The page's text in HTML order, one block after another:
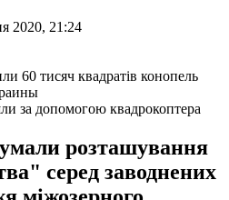
2020, 21:24
за допомогою квадрокоптера
розташування
серед заводнених